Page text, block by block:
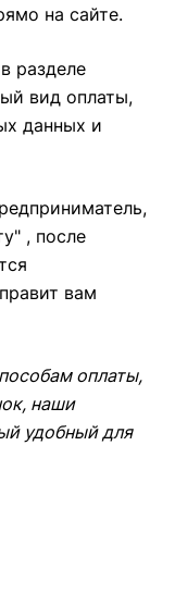
на сайте.
разделе
вид оплаты,
данных и
, после
вам
оплаты,
наши
удобный для